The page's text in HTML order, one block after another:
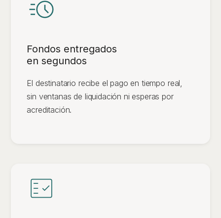
Fondos entregados
en segundos
El destinatario recibe el pago en tiempo real,
sin ventanas de liquidación ni esperas por
acreditación.